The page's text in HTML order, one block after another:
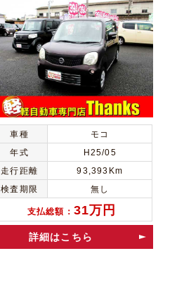
車種
モコ
年式
H25/05
走行距離
93,393Km
検査期限
無し
支払総額： 31万円
詳細はこちら